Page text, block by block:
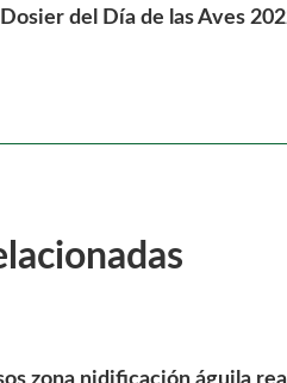
Dosier del Día de las Aves